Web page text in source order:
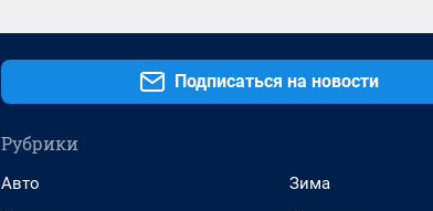
Подписаться на новости
Рубрики
Авто
Зима